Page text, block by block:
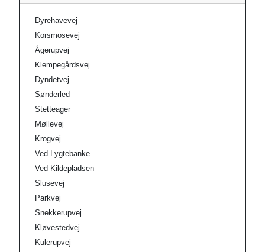
Dyrehavevej
Korsmosevej
Ågerupvej
Klempegårdsvej
Dyndetvej
Sønderled
Stetteager
Møllevej
Krogvej
Ved Lygtebanke
Ved Kildepladsen
Slusevej
Parkvej
Snekkerupvej
Kløvestedvej
Kulerupvej